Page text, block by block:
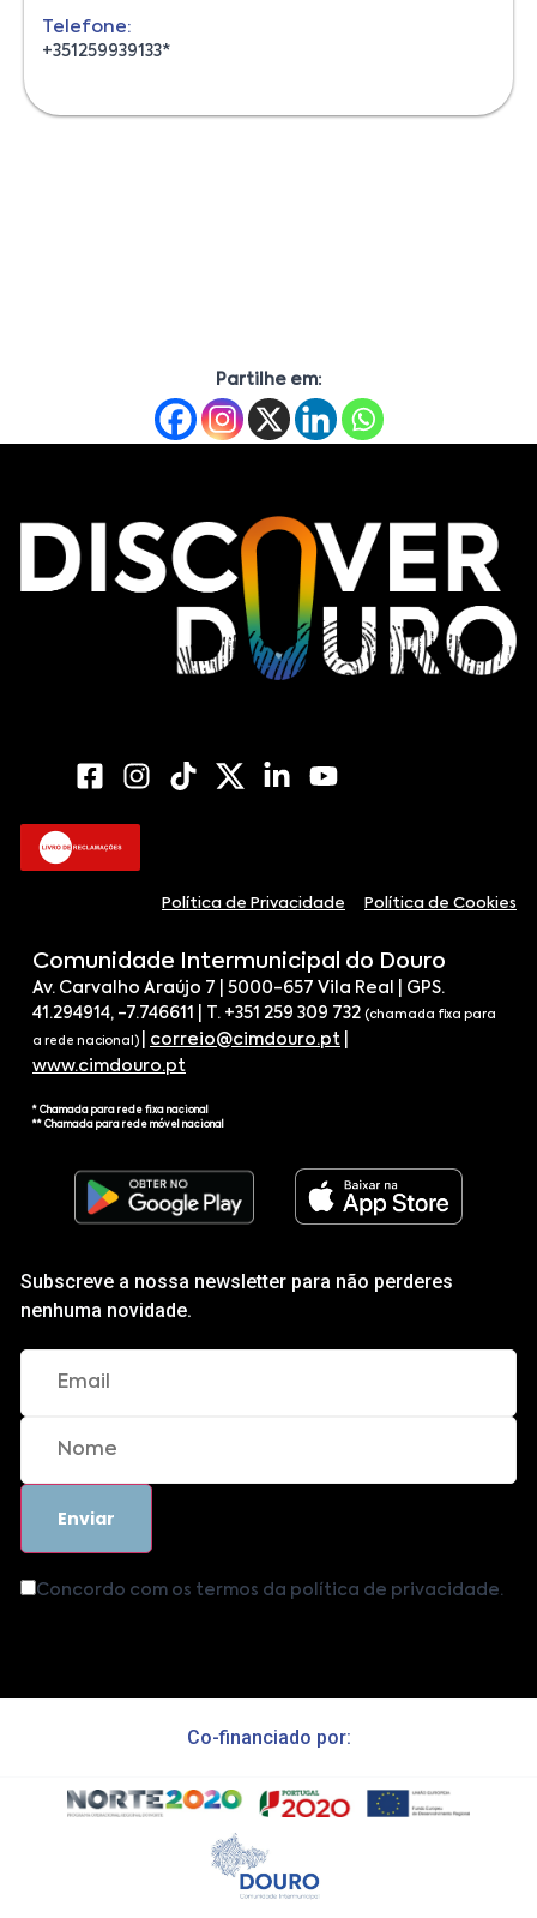
Telefone:
+351259939133*
Partilhe em:
Política de Privacidade Política de Cookies
Comunidade Intermunicipal do Douro
Av. Carvalho Araújo 7 | 5000-657 Vila Real | GPS.
41.294914, -7.746611 | T. +351 259 309 732 (chamada fixa para
a rede nacional) correio@cimdouro.pt
www.cimdouro.pt
* Chamada para rede fixa nacional
** Chamada para rede móvel nacional
Subscreve a nossa newsletter para não perderes
nenhuma novidade.
Concordo com os termos da política de privacidade.
Co-financiado por: